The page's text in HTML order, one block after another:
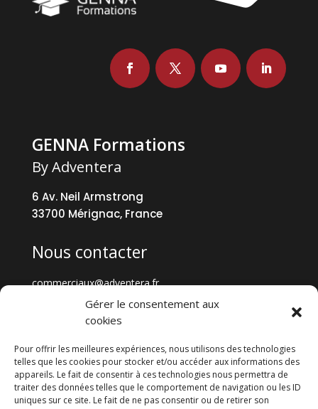
Gérer le consentement aux
cookies
Pour offrir les meilleures expériences, nous utilisons des technologies
telles que les cookies pour stocker et/ou accéder aux informations des
appareils. Le fait de consentir à ces technologies nous permettra de
traiter des données telles que le comportement de navigation ou les ID
uniques sur ce site. Le fait de ne pas consentir ou de retirer son
GENNA Formations
By Adventera
6 Av. Neil Armstrong
33700 Mérignac, France
Nous contacter
commerciaux@adventera.fr
+33 5 57 35 73 73
Tout GENNA
GENNA Formations
Cybersécurité